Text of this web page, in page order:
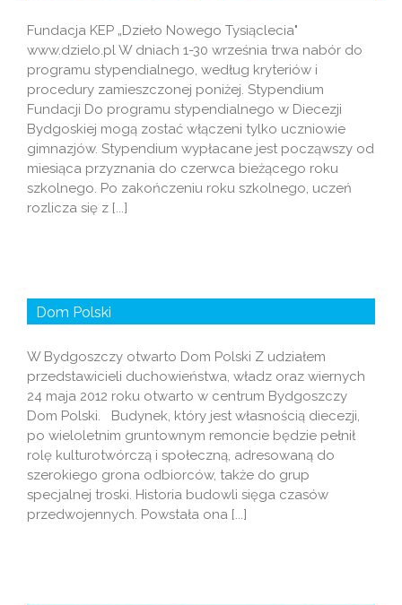
Fundacja KEP „Dzieło Nowego Tysiąclecia"
www.dzielo.pl W dniach 1-30 września trwa nabór do
programu stypendialnego, według kryteriów i
procedury zamieszczonej poniżej. Stypendium
Fundacji Do programu stypendialnego w Diecezji
Bydgoskiej mogą zostać włączeni tylko uczniowie
gimnazjów. Stypendium wypłacane jest począwszy od
miesiąca przyznania do czerwca bieżącego roku
szkolnego. Po zakończeniu roku szkolnego, uczeń
rozlicza się z [...]
Dom Polski
W Bydgoszczy otwarto Dom Polski Z udziałem
przedstawicieli duchowieństwa, władz oraz wiernych
24 maja 2012 roku otwarto w centrum Bydgoszczy
Dom Polski. Budynek, który jest własnością diecezji,
po wieloletnim gruntownym remoncie będzie pełnił
rolę kulturotwórczą i społeczną, adresowaną do
szerokiego grona odbiorców, także do grup
specjalnej troski. Historia budowli sięga czasów
przedwojennych. Powstała ona [...]